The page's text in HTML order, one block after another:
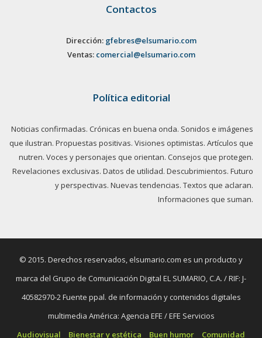
Contactos
Dirección: gfebres@elsumario.com
Ventas: comercial@elsumario.com
Política editorial
Noticias confirmadas. Crónicas en buena onda. Sonidos e imágenes
que ilustran. Propuestas positivas. Visiones optimistas. Artículos que
nutren. Voces y personajes que orientan. Consejos que protegen.
Revelaciones exclusivas. Datos de utilidad. Descubrimientos. Futuro
y perspectivas. Nuevas tendencias. Textos que aclaran.
Informaciones que suman.
© 2015. Derechos reservados, elsumario.com es un producto y
marca del Grupo de Comunicación Digital EL SUMARIO, C.A. / RIF: J-
40582970-2 Fuente ppal. de información y contenidos digitales
multimedia América: Agencia EFE / EFE Servicios
Audiovisual
Bienestar y estética Buen humor Comunidad